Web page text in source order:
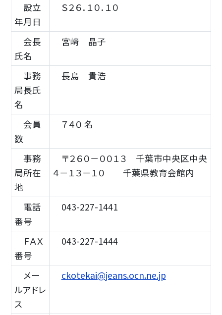
設立
年月日
Ｓ２６．１０．１０
会長
氏名
宮﨑 晶子
事務
局長氏
名
長島 貴浩
会員
数
７４０ 名
事務
局所在
地
〒２６０－００１３ 千葉市中央区中央
４－１３－１０ 千葉県教育会館内
電話
番号
043-227-1441
ＦＡＸ
番号
043-227-1444
メー
ルアドレ
ス
ckotekai@jeans.ocn.ne.jp